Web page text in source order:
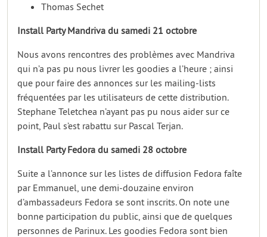
Thomas Sechet
Install Party Mandriva du samedi 21 octobre
Nous avons rencontres des problèmes avec Mandriva
qui n’a pas pu nous livrer les goodies a l’heure ; ainsi
que pour faire des annonces sur les mailing-lists
fréquentées par les utilisateurs de cette distribution.
Stephane Teletchea n’ayant pas pu nous aider sur ce
point, Paul s’est rabattu sur Pascal Terjan.
Install Party Fedora du samedi 28 octobre
Suite a l’annonce sur les listes de diffusion Fedora faîte
par Emmanuel, une demi-douzaine environ
d’ambassadeurs Fedora se sont inscrits. On note une
bonne participation du public, ainsi que de quelques
personnes de Parinux. Les goodies Fedora sont bien